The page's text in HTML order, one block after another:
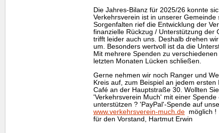
Die Jahres-Bilanz für 2025/26 konnte
Verkehrsverein ist in unserer
Sorgenfalten rief die Entwicklung der
finanzielle Rückzug / Unterstützung der
trifft leider auch uns. Deshalb drehen
um. Besonders wertvoll ist da die
Mit mehrere Spenden zu
letzten Monaten Lücken schließen.
Gerne nehmen wir noch Ranger und
Kreis auf, zum Beispiel an jedem
Café an der Hauptstraße 30. Wollten
'Verkehrsverein Much' mit einer
unterstützen ? 'PayPal'-Spende auf
www.verkehrsverein-much.de möglich !
für den Vorstand, Hartmut Erwin